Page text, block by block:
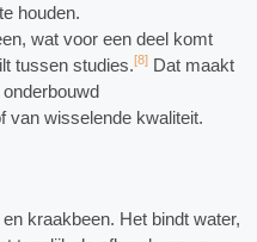
houden.
wat voor een deel komt
tussen studies.[8] Dat maakt
van wisselende kwaliteit.
en kraakbeen. Het bindt water,